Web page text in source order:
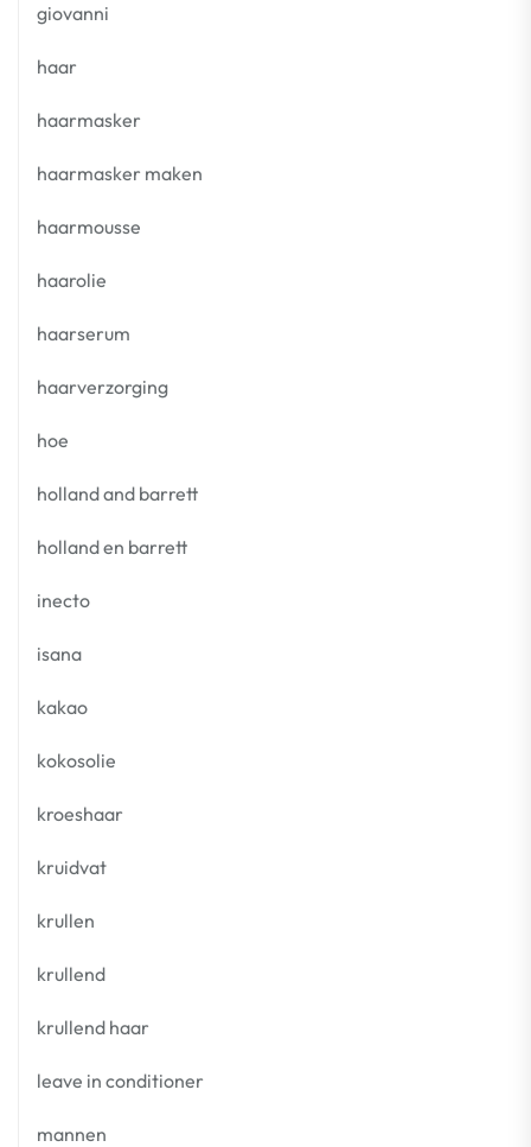
giovanni
haar
haarmasker
haarmasker maken
haarmousse
haarolie
haarserum
haarverzorging
hoe
holland and barrett
holland en barrett
inecto
isana
kakao
kokosolie
kroeshaar
kruidvat
krullen
krullend
krullend haar
leave in conditioner
mannen